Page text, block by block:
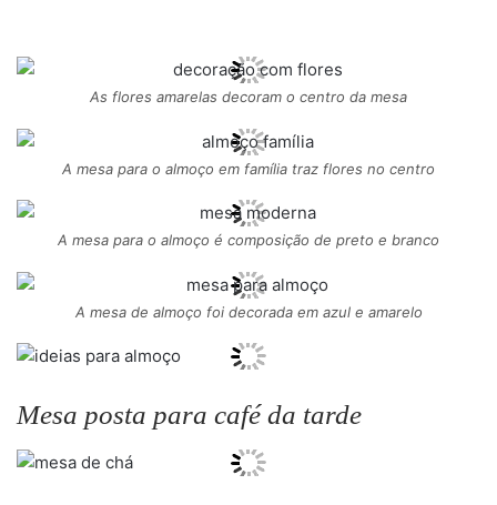
As flores amarelas decoram o centro da mesa
A mesa para o almoço em família traz flores no centro
A mesa para o almoço é composição de preto e branco
A mesa de almoço foi decorada em azul e amarelo
Mesa posta para café da tarde